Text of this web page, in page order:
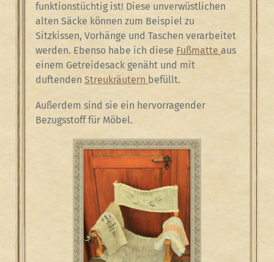
funktionstüchtig ist! Diese unverwüstlichen
alten Säcke können zum Beispiel zu
Sitzkissen, Vorhänge und Taschen verarbeitet
werden. Ebenso habe ich diese Fußmatte aus
einem Getreidesack genäht und mit
duftenden Streukräutern befüllt.
Außerdem sind sie ein hervorragender
Bezugsstoff für Möbel.